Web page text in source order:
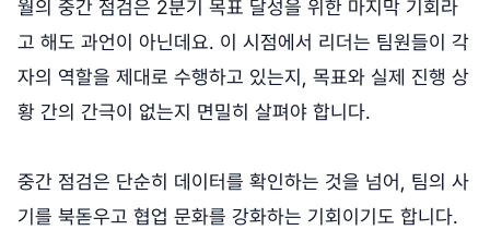
월의 중간 점검은 2분기 목표 달성을 위한 마지막 기회라
고 해도 과언이 아닌데요. 이 시점에서 리더는 팀원들이 각
자의 역할을 제대로 수행하고 있는지, 목표와 실제 진행 상
황 간의 간극이 없는지 면밀히 살펴야 합니다.
중간 점검은 단순히 데이터를 확인하는 것을 넘어, 팀의 사
기를 북돋우고 협업 문화를 강화하는 기회이기도 합니다.